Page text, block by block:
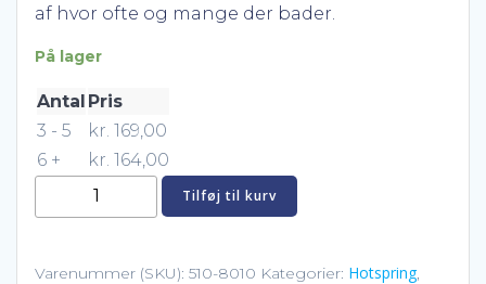
af hvor ofte og mange der bader.
På lager
Antal Pris
3 - 5
kr. 169,00
6 +
kr. 164,00
Frog
antal
Tilføj til kurv
Varenummer (SKU): 510-8010 Kategorier: Hotspring,